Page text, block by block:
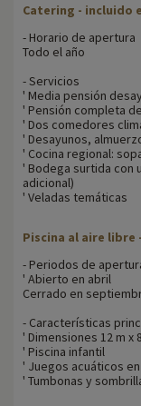
Catering - incluido
- Horario de apertura
Todo el año
- Servicios
' Media pensión
' Pensión completa
' Dos comedores
' Desayunos,
' Cocina regional:
' Bodega surtida con
adicional)
' Veladas temáticas
Piscina al aire libre
- Periodos de
' Abierto en abril
Cerrado en
- Características
' Dimensiones 12 m x
' Piscina infantil
' Juegos acuáticos
' Tumbonas y